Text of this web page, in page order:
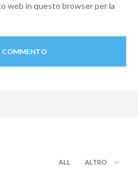
web in questo browser per la
ALL ALTRO